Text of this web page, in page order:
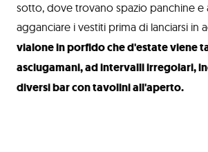
sotto, dove trovano spazio panchine
agganciare i vestiti prima di lanciarsi in
vialone in porfido che d'estate viene
asciugamani, ad intervalli irregolari,
diversi bar con tavolini all'aperto.